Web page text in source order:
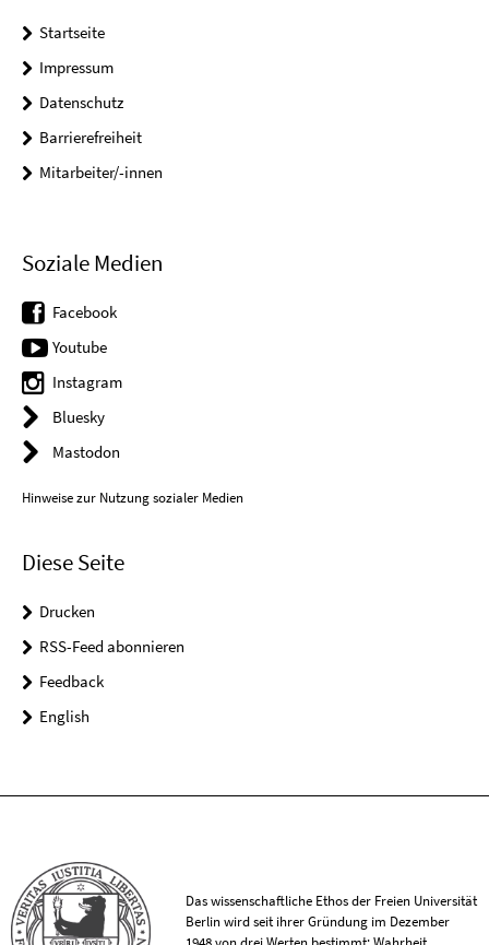
Startseite
Impressum
Datenschutz
Barrierefreiheit
Mitarbeiter/-innen
Soziale Medien
Facebook
Youtube
Instagram
Bluesky
Mastodon
Hinweise zur Nutzung sozialer Medien
Diese Seite
Drucken
RSS-Feed abonnieren
Feedback
English
Das wissenschaftliche Ethos der Freien Universität
Berlin wird seit ihrer Gründung im Dezember